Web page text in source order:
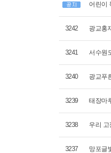
어린이
3242 광교홍
3241 서수원
3240 광교푸
3239 태장마
3238 우리 고
3237 망포글